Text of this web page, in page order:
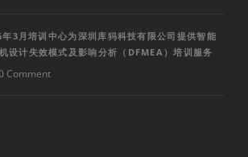
3月培训中心为深圳库犸科技有限公司提供智能
设计失效模式及影响分析（DFMEA）培训服务
Comment